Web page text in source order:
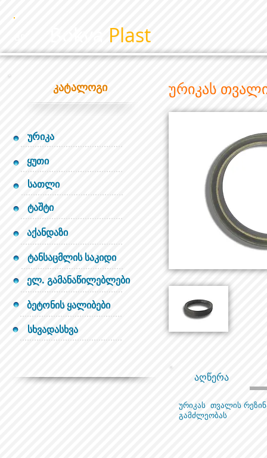
Plast
კატალოგი
ურიკა
ყუთი
სათლი
ტაშტი
აქანდაზი
ტანსაცმლის საკიდი
ელ. გამანაწილებლები
ბეტონის ყალიბები
სხვადასხვა
ურიკას
აღწერა
ურიკას თვალის
გამძლეობას